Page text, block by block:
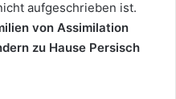
aufgeschrieben ist.
von Assimilation
zu Hause Persisch